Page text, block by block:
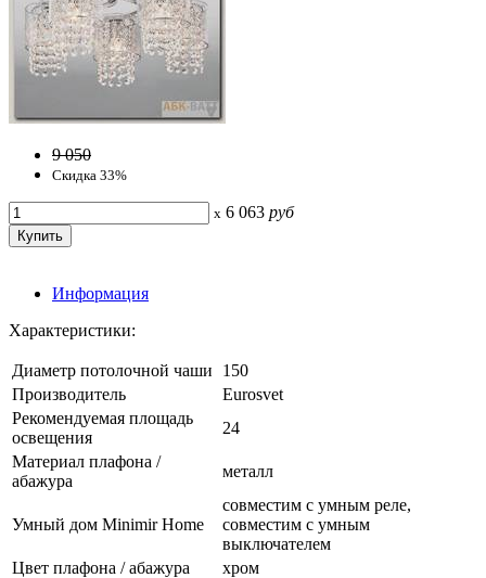
9 050
Скидка 33%
x 6 063 руб
Информация
Характеристики:
Диаметр потолочной чаши
150
Производитель
Eurosvet
Рекомендуемая площадь
освещения
24
Материал плафона /
абажура
металл
Умный дом Minimir Home
совместим с умным реле,
совместим с умным
выключателем
Цвет плафона / абажура
хром